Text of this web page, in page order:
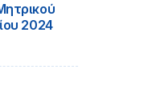
2024